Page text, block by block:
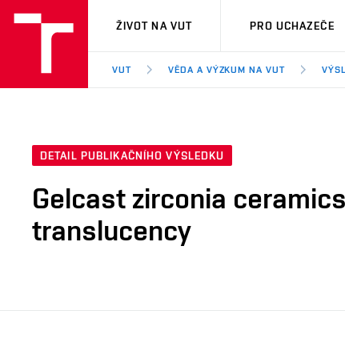
VUT
ŽIVOT NA VUT PRO UCHAZEČE
VUT VĚDA A VÝZKUM NA VUT
DETAIL PUBLIKAČNÍHO VÝSLEDKU
Gelcast zirconia
translucency